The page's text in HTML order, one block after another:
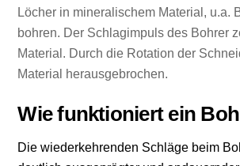
Löcher in mineralischem Material, u.a.
bohren. Der Schlagimpuls des Bohrer
Material. Durch die Rotation der
Material herausgebrochen.
Wie funktioniert ein
Die wiederkehrenden Schläge beim